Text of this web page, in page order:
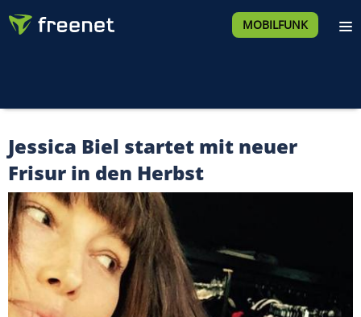
MOBILFUNK
Jessica Biel startet mit neuer
Frisur in den Herbst